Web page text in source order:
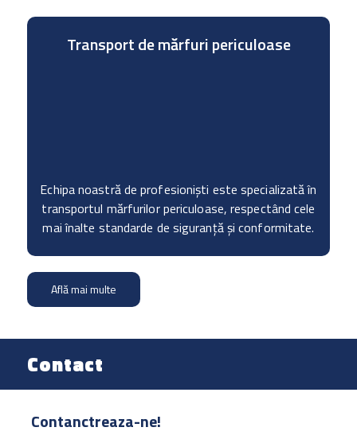
Transport de mărfuri periculoase
Echipa noastră de profesioniști este specializată în
transportul mărfurilor periculoase, respectând cele
mai înalte standarde de siguranță și conformitate.
Află mai multe
Contact
Contanctreaza-ne!